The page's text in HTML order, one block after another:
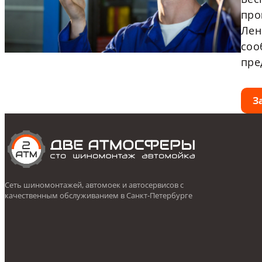
Сеть шиномонтажей, автомоек и автосервисов с
качественным обслуживанием в Санкт-Петербурге